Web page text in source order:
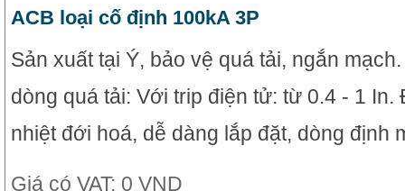
ACB loại cố định 100kA 3P
Sản xuất tại Ý, bảo vệ quá tải, ngắn
dòng quá tải: Với trip điện tử: từ 0.4 - 1
nhiệt đới hoá, dễ dàng lắp đặt, dòng định
Giá có VAT: 0 VND